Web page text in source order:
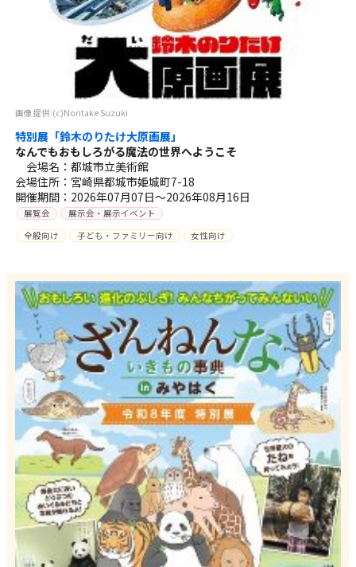
画像提供:(c)Noritake Suzuki
特別展「鈴木のりたけ大原画展」
なんでもおもしろがる魔法の世界へようこそ
会場名：都城市立美術館
会場住所：宮崎県都城市姫城町7-18
開催期間：2026年07月07日～2026年08月16日
展覧会
展示会・展示イベント
全般向け
子ども・ファミリー向け 女性向け